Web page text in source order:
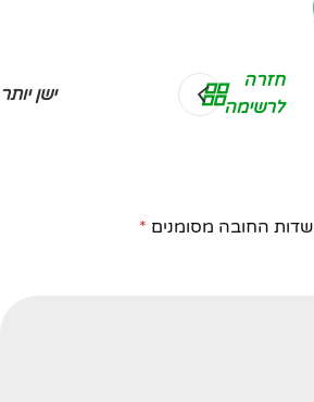
חזרה
לרשימה
ישן יותר
שדות החובה מסומנים *